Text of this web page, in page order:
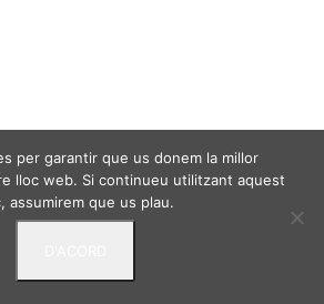
per garantir que us donem la millor
lloc web. Si continueu utilitzant aquest
assumirem que us plau.